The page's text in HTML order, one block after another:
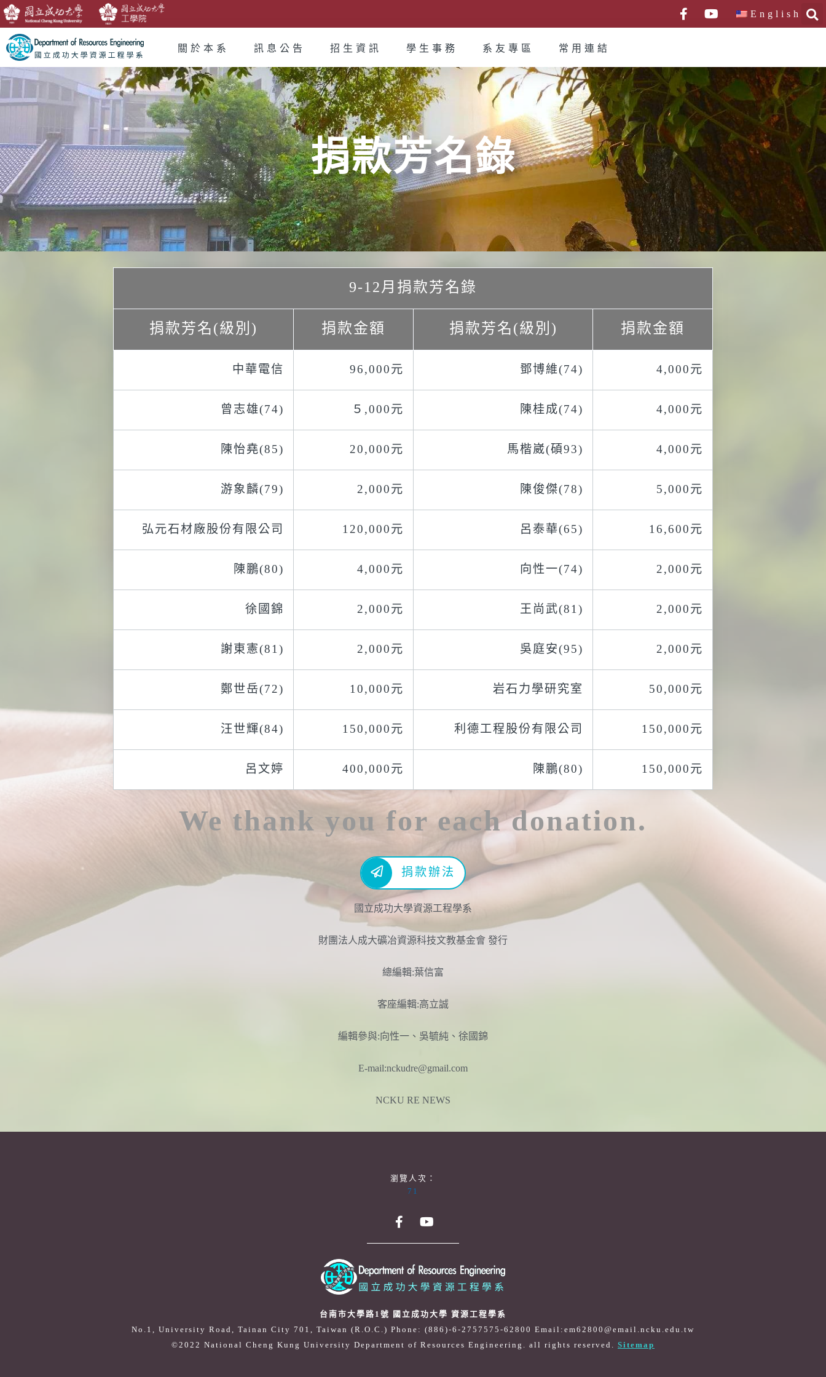
English
關於本系 訊息公告 招生資訊 學生事務 系友專區 常用連結
捐款芳名錄
9-12月捐款芳名錄
捐款芳名(級別) 捐款金額 捐款芳名(級別) 捐款金額
中華電信 96,000元 鄧博維(74) 4,000元
曾志雄(74) ５,000元 陳桂成(74) 4,000元
陳怡堯(85) 20,000元 馬楷崴(碩93) 4,000元
游象麟(79) 2,000元 陳俊傑(78) 5,000元
弘元石材廠股份有限公司 120,000元 呂泰華(65) 16,600元
陳鵬(80) 4,000元 向性一(74) 2,000元
徐國錦 2,000元 王尚武(81) 2,000元
謝東憲(81) 2,000元 吳庭安(95) 2,000元
鄭世岳(72) 10,000元 岩石力學研究室 50,000元
汪世輝(84) 150,000元 利德工程股份有限公司 150,000元
呂文婷 400,000元 陳鵬(80) 150,000元
We thank you for each donation.
捐款辦法
國立成功大學資源工程學系
財團法人成大礦冶資源科技文教基金會 發行
總編輯:葉信富
客座編輯:高立誠
編輯參與:向性一、吳毓純、徐國錦
E-mail:nckudre@gmail.com
NCKU RE NEWS
瀏覽人次：
71
台南市大學路1號 國立成功大學 資源工程學系
No.1, University Road, Tainan City 701, Taiwan (R.O.C.) Phone: (886)-6-2757575-62800
Email:em62800@email.ncku.edu.tw
©2022 National Cheng Kung University Department of Resources Engineering. all rights reserved. Sitemap